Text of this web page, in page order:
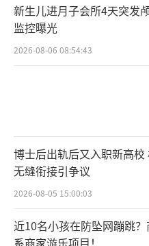
户的冻结。金龙鱼于
款项69300元退回。
法权益。11月26日，
中表示，金龙鱼的
次强调金龙鱼在对方
制执行并冻结其账
的“合法合规”，还
新生儿进月子会所4天突发
监控曝光
2026-08-06 08:54:43
博士后出轨后又入职新高校
无缝衔接引争议
2026-08-05 15:00:03
近10名小孩在防坠网蹦跳？
系商家游乐项目！